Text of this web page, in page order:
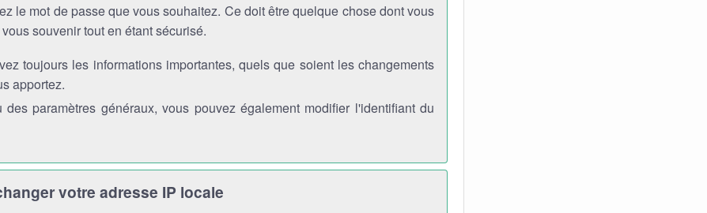
le mot de passe que vous souhaitez. Ce doit être quelque chose dont vous
souvenir tout en étant sécurisé.
toujours les informations importantes, quels que soient les changements
apportez.
des paramètres généraux, vous pouvez également modifier l'identifiant du
votre adresse IP locale